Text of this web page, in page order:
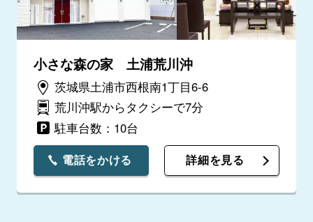
小さな森の家 土浦荒川沖
茨城県土浦市西根南1丁目6-6
荒川沖駅からタクシーで7分
駐車台数：10台
電話をかける 詳細を見る